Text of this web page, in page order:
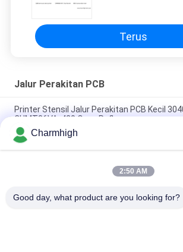
Terus
Jalur Perakitan PCB
Printer Stensil Jalur Perakitan PCB Kecil
CHMT36VA, 420 Oven Reflow
Printer Stensil 3040 / CHMT48VB +
Perakitan PCB SMT / Oven Aliran Ulang
4 Kepala SMT Chip Mounter Stensil Printing
Charmhigh
2:50 AM
Good day, what product are you looking for?